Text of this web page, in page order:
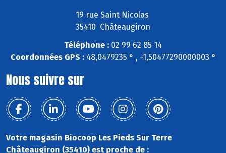
19 rue Saint Nicolas
35410 Châteaugiron
Téléphone : 02 99 62 85 14
Coordonnées GPS :48,0479235 ° , -1,50477290000003 °
Nous suivre sur
Votre magasin Biocoop Les Pieds Sur Terre
Châteaugiron (35410) est proche de :